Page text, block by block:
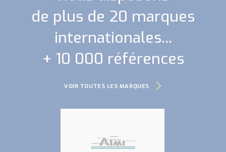
de plus de 20 marques
internationales...
+ 10 000 références
VOIR TOUTES LES MARQUES